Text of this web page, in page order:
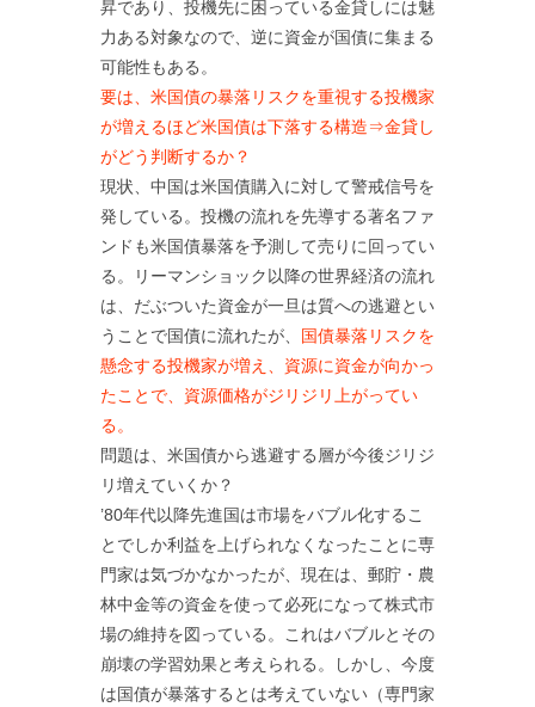
昇であり、投機先に困っている金貸しには魅
力ある対象なので、逆に資金が国債に集まる
可能性もある。
要は、米国債の暴落リスクを重視する投機家
が増えるほど米国債は下落する構造⇒金貸し
がどう判断するか？
現状、中国は米国債購入に対して警戒信号を
発している。投機の流れを先導する著名ファ
ンドも米国債暴落を予測して売りに回ってい
る。リーマンショック以降の世界経済の流れ
は、だぶついた資金が一旦は質への逃避とい
うことで国債に流れたが、 国債暴落リスクを
懸念する投機家が増え、資源に資金が向かっ
たことで、資源価格がジリジリ上がってい
る。
問題は、米国債から逃避する層が今後ジリジ
リ増えていくか？
’80年代以降先進国は市場をバブル化するこ
とでしか利益を上げられなくなったことに専
門家は気づかなかったが、現在は、郵貯・農
林中金等の資金を使って必死になって株式市
場の維持を図っている。これはバブルとその
崩壊の学習効果と考えられる。しかし、今度
は国債が暴落するとは考えていない（専門家